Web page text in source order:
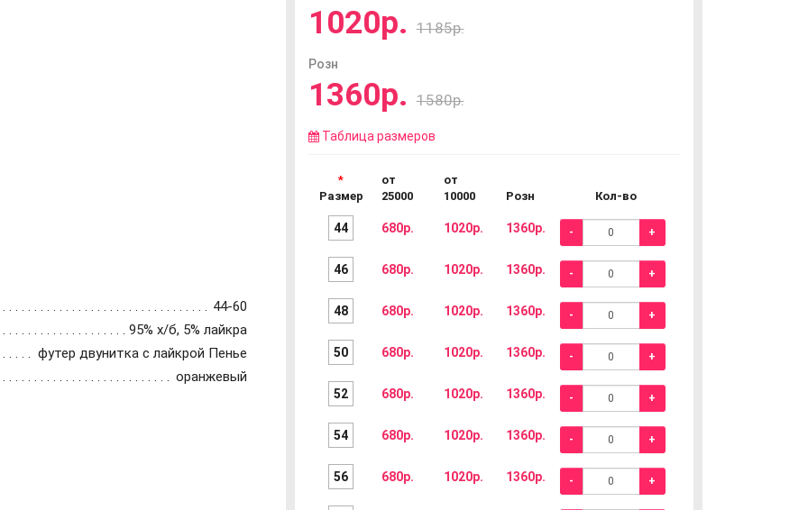
44-60
95% х/б, 5% лайкра
футер двунитка с лайкрой Пенье
оранжевый
1020р. 1185р.
Розн
1360р. 1580р.
Таблица размеров
Размер
от
25000
от
10000
Розн Кол-во
44 680р. 1020р. 1360р. - +
46 680р. 1020р. 1360р. - +
48 680р. 1020р. 1360р. - +
50 680р. 1020р. 1360р. - +
52 680р. 1020р. 1360р. - +
54 680р. 1020р. 1360р. - +
56 680р. 1020р. 1360р. - +